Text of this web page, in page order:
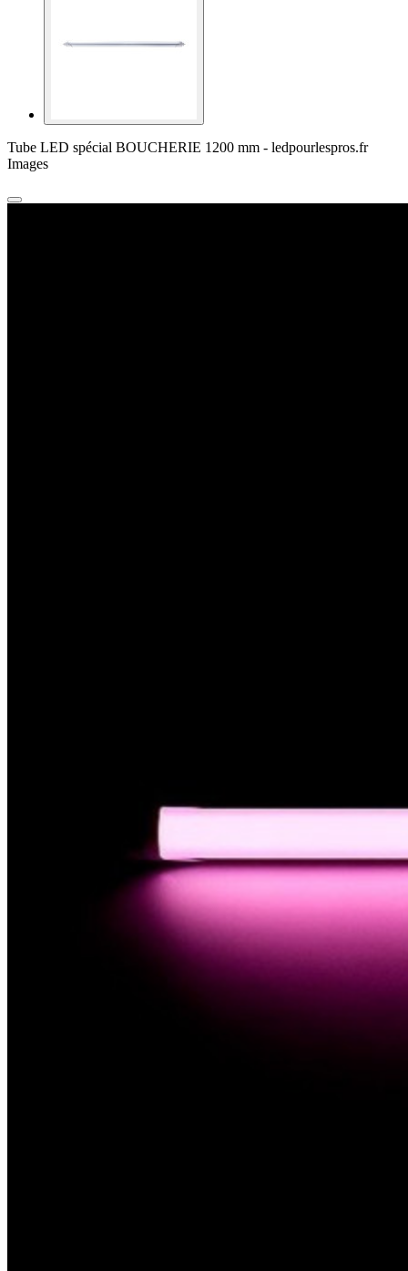
Tube LED spécial BOUCHERIE 1200 mm - ledpourlespros.fr
Images